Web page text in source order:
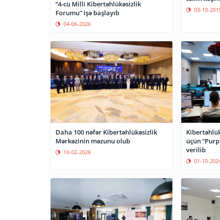
“4-cü Milli Kibertəhlükəsizlik
Forumu” işə başlayıb
04-06-2026
03-10-
Daha 100 nəfər Kibertəhlükəsizlik
Mərkəzinin məzunu olub
10-02-2026
üçün “Purple team” təlimlərinə start
verilib
01-10-